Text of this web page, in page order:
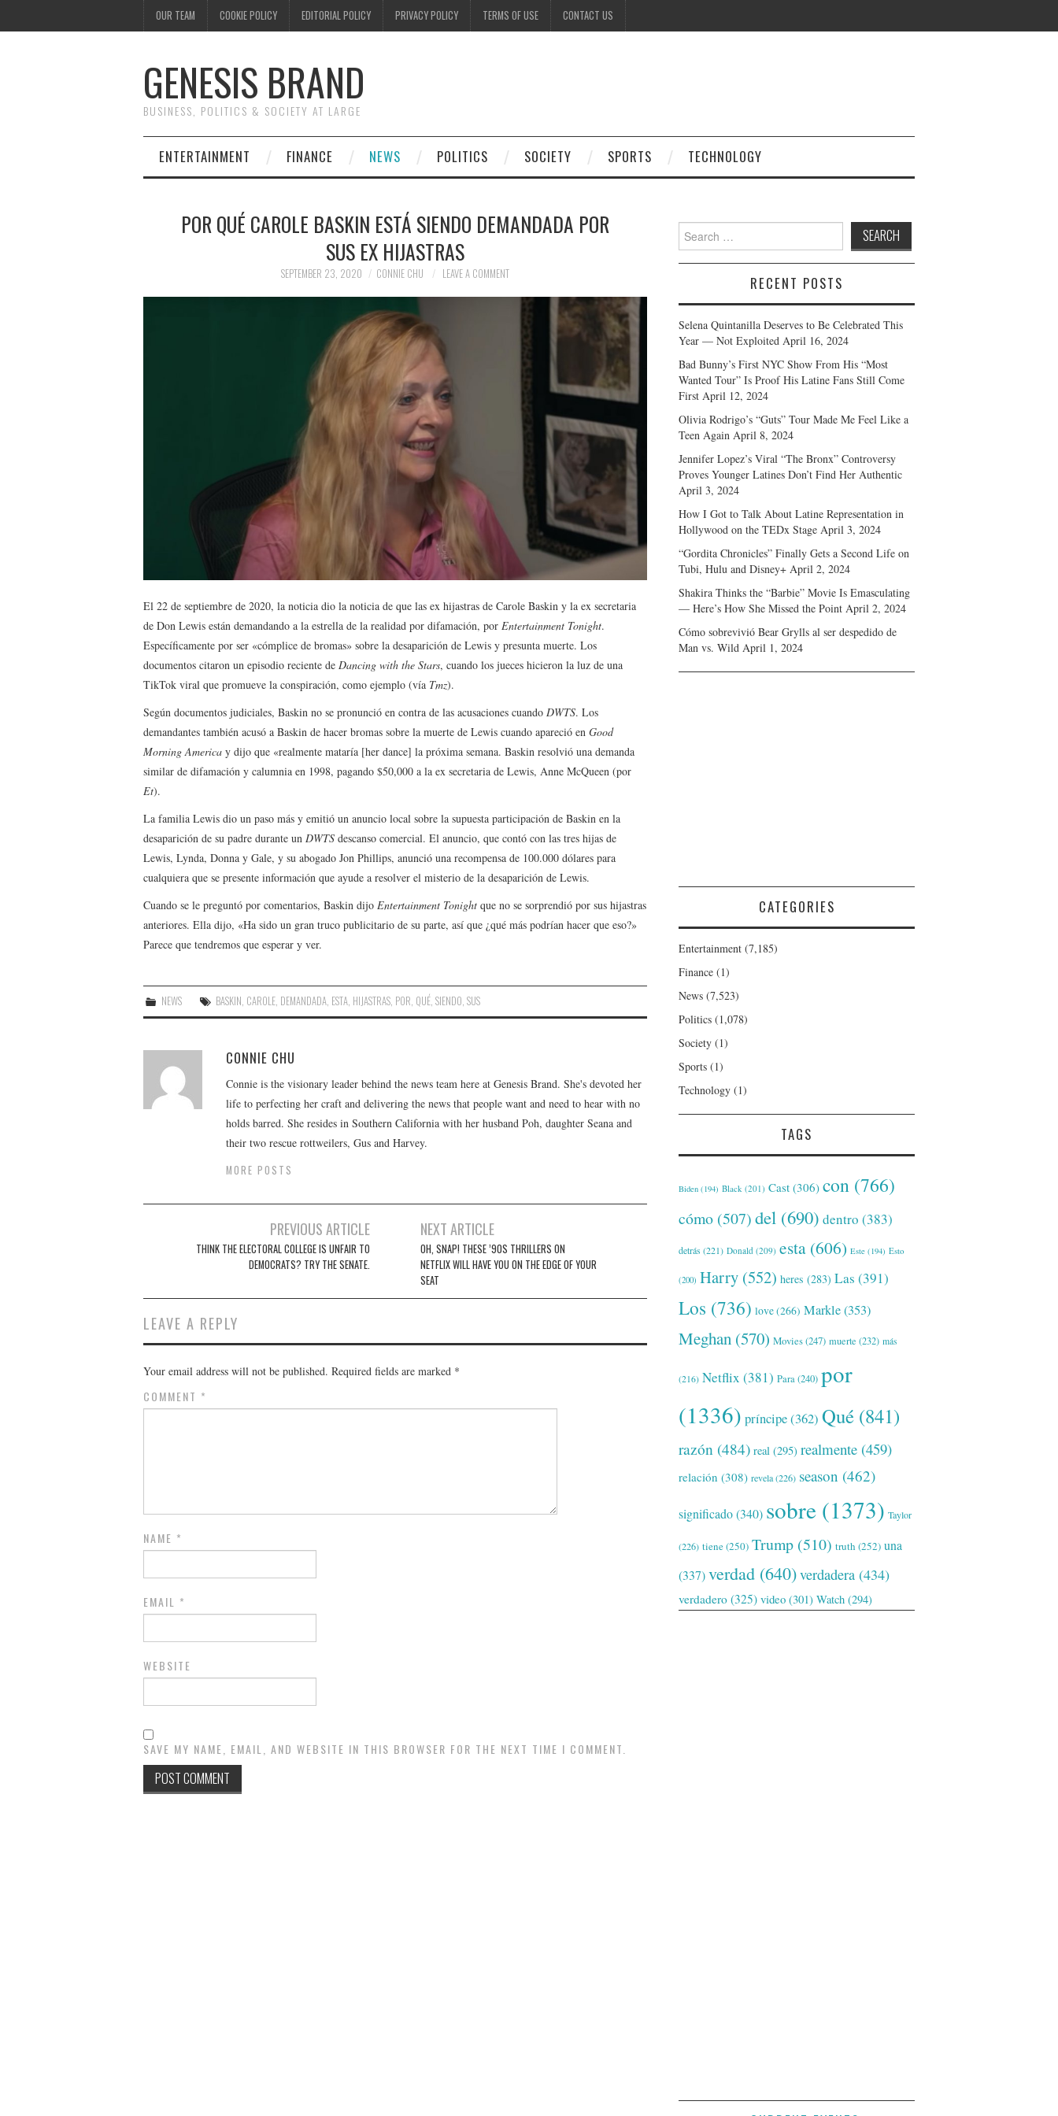
OUR TEAM COOKIE POLICY EDITORIAL POLICY PRIVACY POLICY TERMS OF USE CONTACT US
GENESIS BRAND
BUSINESS, POLITICS & SOCIETY AT LARGE
ENTERTAINMENT FINANCE NEWS POLITICS SOCIETY SPORTS TECHNOLOGY
POR QUÉ CAROLE BASKIN ESTÁ SIENDO DEMANDADA POR
SUS EX HIJASTRAS
SEPTEMBER 23, 2020 CONNIE CHU LEAVE A COMMENT
El 22 de septiembre de 2020, la noticia dio la noticia de que las ex hijastras de Carole Baskin y la ex secretaria
de Don Lewis están demandando a la estrella de la realidad por difamación, por Entertainment Tonight.
Específicamente por ser «cómplice de bromas» sobre la desaparición de Lewis y presunta muerte. Los
documentos citaron un episodio reciente de Dancing with the Stars, cuando los jueces hicieron la luz de una
TikTok viral que promueve la conspiración, como ejemplo (vía Tmz).
Según documentos judiciales, Baskin no se pronunció en contra de las acusaciones cuando DWTS. Los
demandantes también acusó a Baskin de hacer bromas sobre la muerte de Lewis cuando apareció en Good
Morning America y dijo que «realmente mataría [her dance] la próxima semana. Baskin resolvió una demanda
similar de difamación y calumnia en 1998, pagando $50,000 a la ex secretaria de Lewis, Anne McQueen (por
Et).
La familia Lewis dio un paso más y emitió un anuncio local sobre la supuesta participación de Baskin en la
desaparición de su padre durante un DWTS descanso comercial. El anuncio, que contó con las tres hijas de
Lewis, Lynda, Donna y Gale, y su abogado Jon Phillips, anunció una recompensa de 100.000 dólares para
cualquiera que se presente información que ayude a resolver el misterio de la desaparición de Lewis.
Cuando se le preguntó por comentarios, Baskin dijo Entertainment Tonight que no se sorprendió por sus hijastras
anteriores. Ella dijo, «Ha sido un gran truco publicitario de su parte, así que ¿qué más podrían hacer que eso?»
Parece que tendremos que esperar y ver.
NEWS BASKIN, CAROLE, DEMANDADA, ESTA, HIJASTRAS, POR, QUÉ,SIENDO,SUS
CONNIE CHU
Connie is the visionary leader behind the news team here at Genesis Brand. She's devoted her
life to perfecting her craft and delivering the news that people want and need to hear with no
holds barred. She resides in Southern California with her husband Poh, daughter Seana and
their two rescue rottweilers, Gus and Harvey.
MORE POSTS
navigation
PREVIOUS ARTICLE
THINK THE ELECTORAL COLLEGE IS UNFAIR TO
DEMOCRATS? TRY THE SENATE.
NEXT ARTICLE
OH, SNAP! THESE ’90S THRILLERS ON
NETFLIX WILL HAVE YOU ON THE EDGE OF YOUR
SEAT
LEAVE A REPLY
Your email address will not be published. Required fields are marked *
COMMENT *
NAME *
EMAIL *
WEBSITE
SAVE MY NAME, EMAIL, AND WEBSITE IN THIS BROWSER FOR THE NEXT TIME I COMMENT.
Search
for:
RECENT POSTS
Selena Quintanilla Deserves to Be Celebrated This
Year — Not Exploited April 16, 2024
Bad Bunny’s First NYC Show From His “Most
Wanted Tour” Is Proof His Latine Fans Still Come
First April 12, 2024
Olivia Rodrigo’s “Guts” Tour Made Me Feel Like a
Teen Again April 8, 2024
Jennifer Lopez’s Viral “The Bronx” Controversy
Proves Younger Latines Don’t Find Her Authentic
April 3, 2024
How I Got to Talk About Latine Representation in
Hollywood on the TEDx Stage April 3, 2024
“Gordita Chronicles” Finally Gets a Second Life on
Tubi, Hulu and Disney+ April 2, 2024
Shakira Thinks the “Barbie” Movie Is Emasculating
— Here’s How She Missed the Point April 2, 2024
Cómo sobrevivió Bear Grylls al ser despedido de
Man vs. Wild April 1, 2024
CATEGORIES
Entertainment (7,185)
Finance (1)
News (7,523)
Politics (1,078)
Society (1)
Sports (1)
Technology (1)
TAGS
Biden (194) Black (201) Cast (306) con (766)
cómo (507)del (690) dentro (383)
detrás (221) Donald (209) esta (606) Este (194) Esto
(200) Harry (552) heres (283) Las (391)
Los (736) love(266) Markle(353)
Meghan (570) Movies(247) muerte (232) más
(216) Netflix (381) Para(240) por
(1336) príncipe(362) Qué (841)
razón (484) real (295) realmente (459)
relación (308) revela(226) season (462)
significado(340) sobre (1373) Taylor
(226) tiene(250) Trump (510) truth (252) una
(337)verdad (640)verdadera (434)
verdadero (325) video (301) Watch (294)